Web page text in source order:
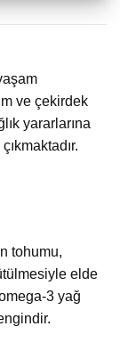
ve çekirdek
yararlarına
tohumu,
elde
3 yağ